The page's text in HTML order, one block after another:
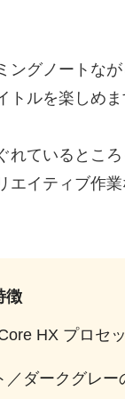
ングノートな
トルを楽しめま
れているとこ
エイティブ作
徴
HX プロセ
／ダークグレ